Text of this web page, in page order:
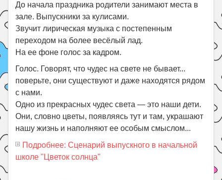
До начала праздника родители занимают места в
зале. Выпускники за кулисами.
Звучит лирическая музыка с постепенным
переходом на более весёлый лад.
На ее фоне голос за кадром.
Голос. Говорят, что чудес на свете не бывает...
поверьте, они существуют и даже находятся рядом
с нами.
Одно из прекрасных чудес света — это наши дети.
Они, словно цветы, появляясь тут и там, украшают
нашу жизнь и наполняют ее особым смыслом...
Подробнее: Сценарий выпускного в начальной
школе "Цветок солнца"